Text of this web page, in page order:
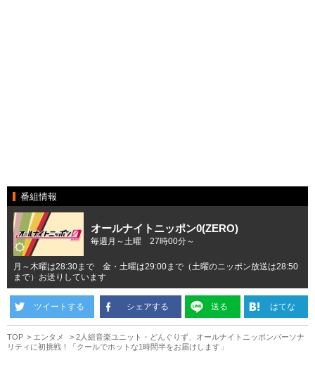
番組情報
オールナイトニッポン0(ZERO)
毎週月～土曜 27時00分～
月～木曜は28:30まで 金・土曜は29:00まで（土曜のニッポン放送は28:50
まで）お送りしています
ツイートする シェアする 送る はてな
TOP エンタメ
2人組音楽ユニット・どんぐりず、オールナイトニッポンパーソナ
リティに初挑戦！「クールでホットな1時間半をお届けします」